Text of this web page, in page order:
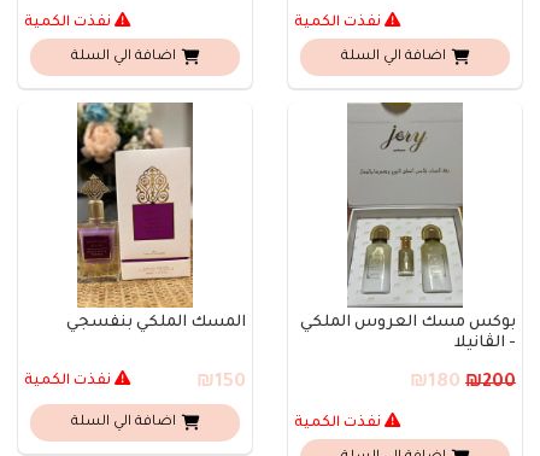
نفذت الكمية
اضافة الي السلة
نفذت الكمية
اضافة الي السلة
بوكس مسك العروس الملكي
- الڤانيلا
₪200
نفذت الكمية
المسك الملكي بنفسجي
₪150 نفذت الكمية
اضافة الي السلة